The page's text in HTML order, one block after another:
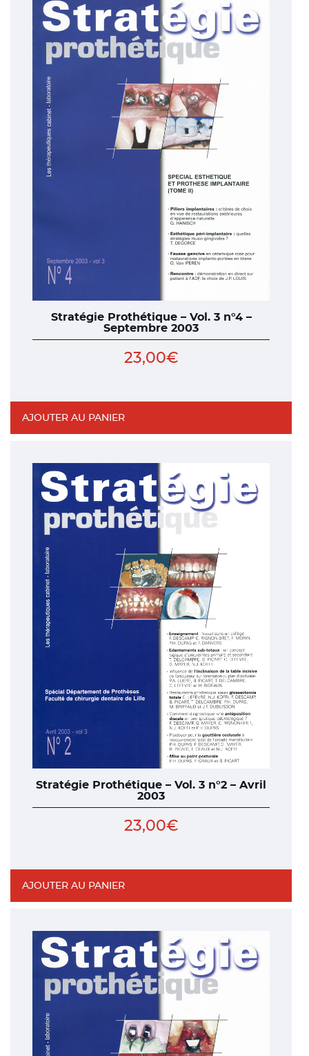
Stratégie Prothétique – Vol. 3 n°4 –
Septembre 2003
23,00€
AJOUTER AU PANIER
Stratégie Prothétique – Vol. 3 n°2 – Avril
2003
23,00€
AJOUTER AU PANIER